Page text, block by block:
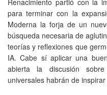
para terminar con la
Moderna la forja de un
búsqueda necesaria de
teorías y reflexiones que
IA. Cabe sí aplicar una
abierta la discusión
universales habrán de